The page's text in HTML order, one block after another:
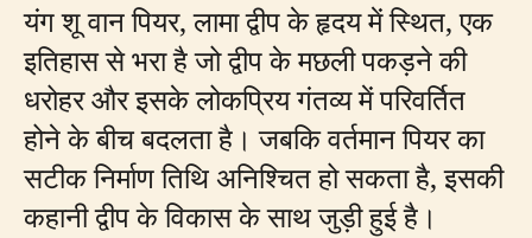
यंग शू वान पियर, लामा द्वीप के हृदय में स्थित, एक
इतिहास से भरा है जो द्वीप के मछली पकड़ने की
धरोहर और इसके लोकप्रिय गंतव्य में परिवर्तित
होने के बीच बदलता है। जबकि वर्तमान पियर का
सटीक निर्माण तिथि अनिश्चित हो सकता है, इसकी
कहानी द्वीप के विकास के साथ जुड़ी हुई है।